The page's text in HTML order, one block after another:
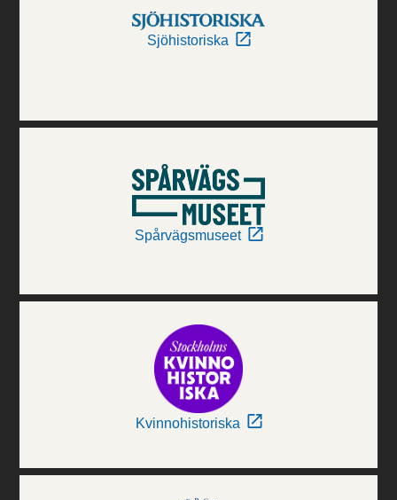
Sjöhistoriska
Spårvägsmuseet
Kvinnohistoriska